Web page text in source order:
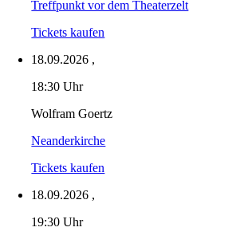
Treffpunkt vor dem Theaterzelt
Tickets kaufen
18.09.2026 ,
18:30 Uhr
Wolfram Goertz
Neanderkirche
Tickets kaufen
18.09.2026 ,
19:30 Uhr